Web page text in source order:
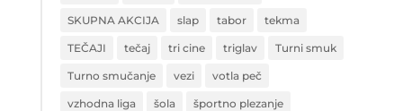
SKUPNA AKCIJA slap tabor tekma
TEČAJI tečaj tri cine triglav Turni smuk
Turno smučanje vezi votla peč
vzhodna liga šola športno plezanje